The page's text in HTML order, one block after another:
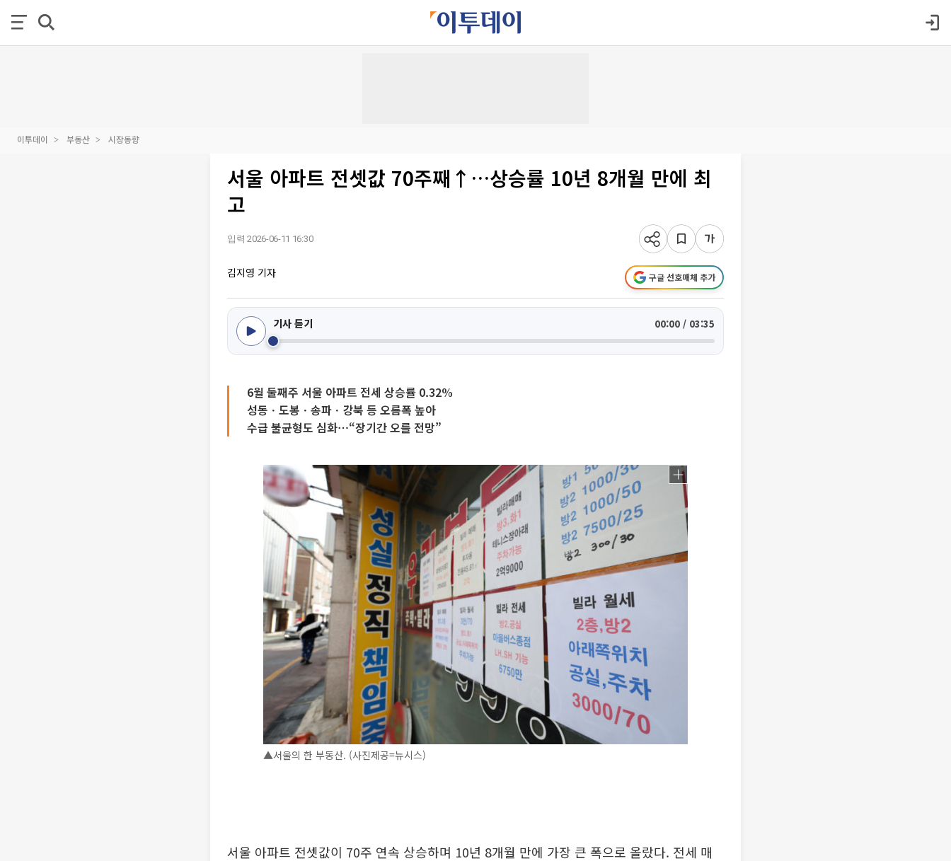
이투데이 부동산 시장동향
서울 아파트 전셋값 70주째↑…상승률 10년 8개월 만에 최
고
입력 2026-06-11 16:30
김지영 기자 구글 선호매체 추가
기사 듣기 00:00 / 03:35
6월 둘째주 서울 아파트 전세 상승률 0.32%
성동ㆍ도봉ㆍ송파ㆍ강북 등 오름폭 높아
수급 불균형도 심화⋯“장기간 오를 전망”
▲서울의 한 부동산. (사진제공=뉴시스)
서울 아파트 전셋값이 70주 연속 상승하며 10년 8개월 만에 가장 큰 폭으로 올랐다. 전세 매